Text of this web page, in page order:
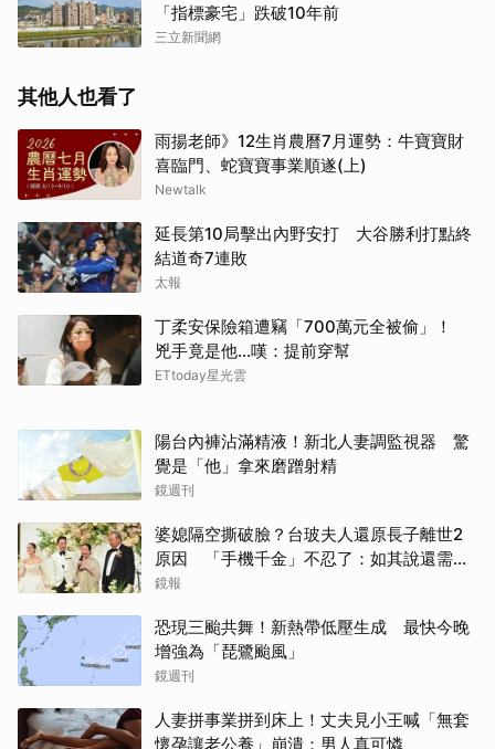
「指標豪宅」跌破10年前
三立新聞網
其他人也看了
雨揚老師》12生肖農曆7月運勢：牛寶寶財
喜臨門、蛇寶寶事業順遂(上)
Newtalk
延長第10局擊出內野安打 大谷勝利打點終
結道奇7連敗
太報
丁柔安保險箱遭竊「700萬元全被偷」！
兇手竟是他...嘆：提前穿幫
ETtoday星光雲
陽台內褲沾滿精液！新北人妻調監視器 驚
覺是「他」拿來磨蹭射精
鏡週刊
婆媳隔空撕破臉？台玻夫人還原長子離世2
原因 「手機千金」不忍了：如其說還需要
離開嗎？
鏡報
恐現三颱共舞！新熱帶低壓生成 最快今晚
增強為「琵鷺颱風」
鏡週刊
人妻拼事業拼到床上！丈夫見小王喊「無套
懷孕讓老公養」崩潰：男人真可憐